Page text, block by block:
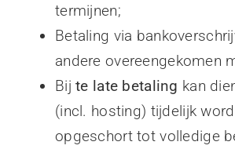
termijnen;
Betaling via
andere overeengekomen
Bijte late betaling kan
(incl. hosting) tijdelijk
opgeschort tot volledige